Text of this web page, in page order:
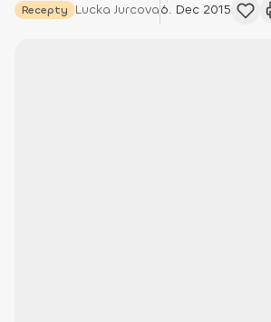
Recepty Lucka Jurcova6. Dec 2015